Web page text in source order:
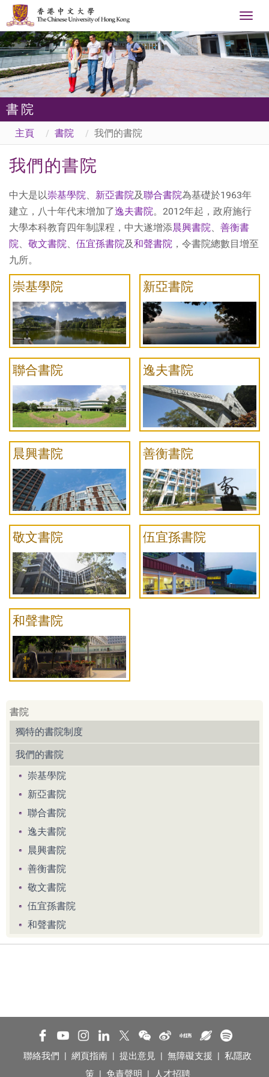
書院
主頁 書院 我們的書院
我們的書院
中大是以崇基學院、 新亞書院及聯合書院為基礎於1963年
建立，八十年代末增加了逸夫書院。2012年起，政府施行
大學本科教育四年制課程，中大遂增添晨興書院、 善衡書
院、 敬文書院、 伍宜孫書院及和聲書院 ，令書院總數目增至
九所。
崇基學院 新亞書院
聯合書院 逸夫書院
晨興書院 善衡書院
敬文書院 伍宜孫書院
和聲書院
書院
獨特的書院制度
我們的書院
崇基學院
新亞書院
聯合書院
逸夫書院
晨興書院
善衡書院
敬文書院
伍宜孫書院
和聲書院
聯絡我們 | 網頁指南 | 提出意見 | 無障礙支援 | 私隱政
策| 免責聲明 | 人才招聘